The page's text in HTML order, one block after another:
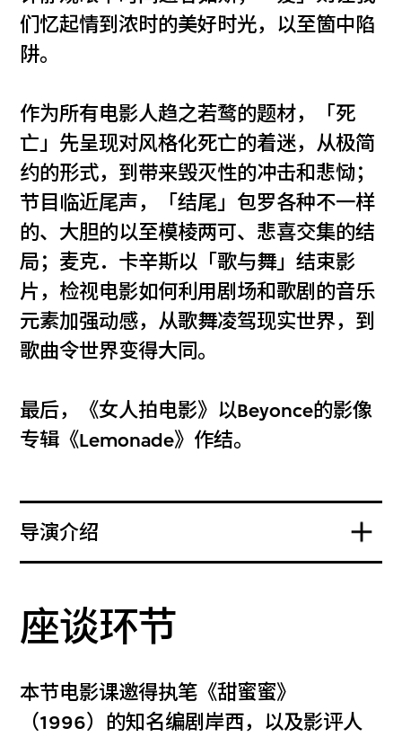
们忆起情到浓时的美好时光，以至箇中陷
阱。
作为所有电影人趋之若鹜的题材，「死
亡」先呈现对风格化死亡的着迷，从极简
约的形式，到带来毁灭性的冲击和悲恸；
节目临近尾声，「结尾」包罗各种不一样
的、大胆的以至模棱两可、悲喜交集的结
局；麦克．卡辛斯以「歌与舞」结束影
片，检视电影如何利用剧场和歌剧的音乐
元素加强动感，从歌舞凌驾现实世界，到
歌曲令世界变得大同。
最后，《女人拍电影》以Beyonce的影像
专辑《Lemonade》作结。
导演介绍
座谈环节
本节电影课邀得执笔《甜蜜蜜》
（1996）的知名编剧岸西，以及影评人